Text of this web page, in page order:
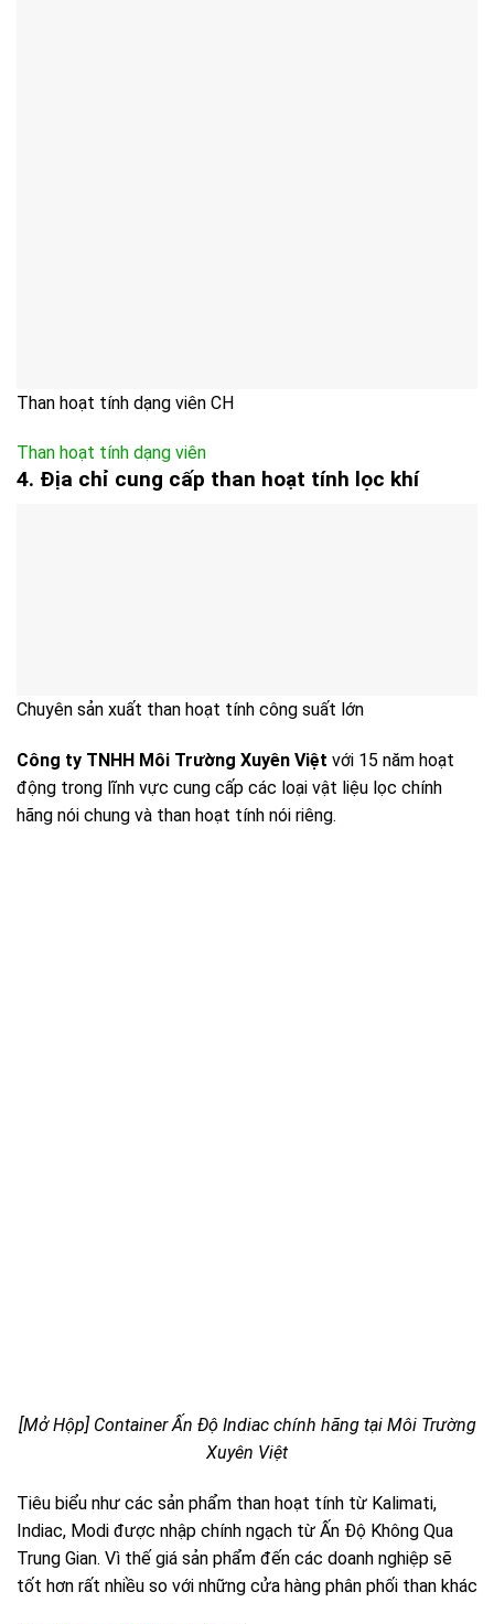
Than hoạt tính dạng viên CH
Than hoạt tính dạng viên
4. Địa chỉ cung cấp than hoạt tính lọc khí
Chuyên sản xuất than hoạt tính công suất lớn
Công ty TNHH Môi Trường Xuyên Việt với 15 năm hoạt
động trong lĩnh vực cung cấp các loại vật liệu lọc chính
hãng nói chung và than hoạt tính nói riêng.
[Mở Hộp] Container Ấn Độ Indiac chính hãng tại Môi Trường
Xuyên Việt
Tiêu biểu như các sản phẩm than hoạt tính từ Kalimati,
Indiac, Modi được nhập chính ngạch từ Ấn Độ Không Qua
Trung Gian. Vì thế giá sản phẩm đến các doanh nghiệp sẽ
tốt hơn rất nhiều so với những cửa hàng phân phối than khác